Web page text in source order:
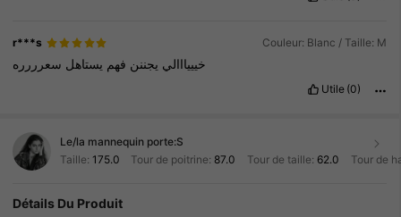
r***s Couleur: Blanc / Taille: M
خيييااالي يجننن فهم يستاهل سعرررره
Utile (0)
Le/la mannequin porte:S
Taille: 175.0 Tour de poitrine: 87.0 Tour de taille: 62.0 Tour de
Détails Du Produit